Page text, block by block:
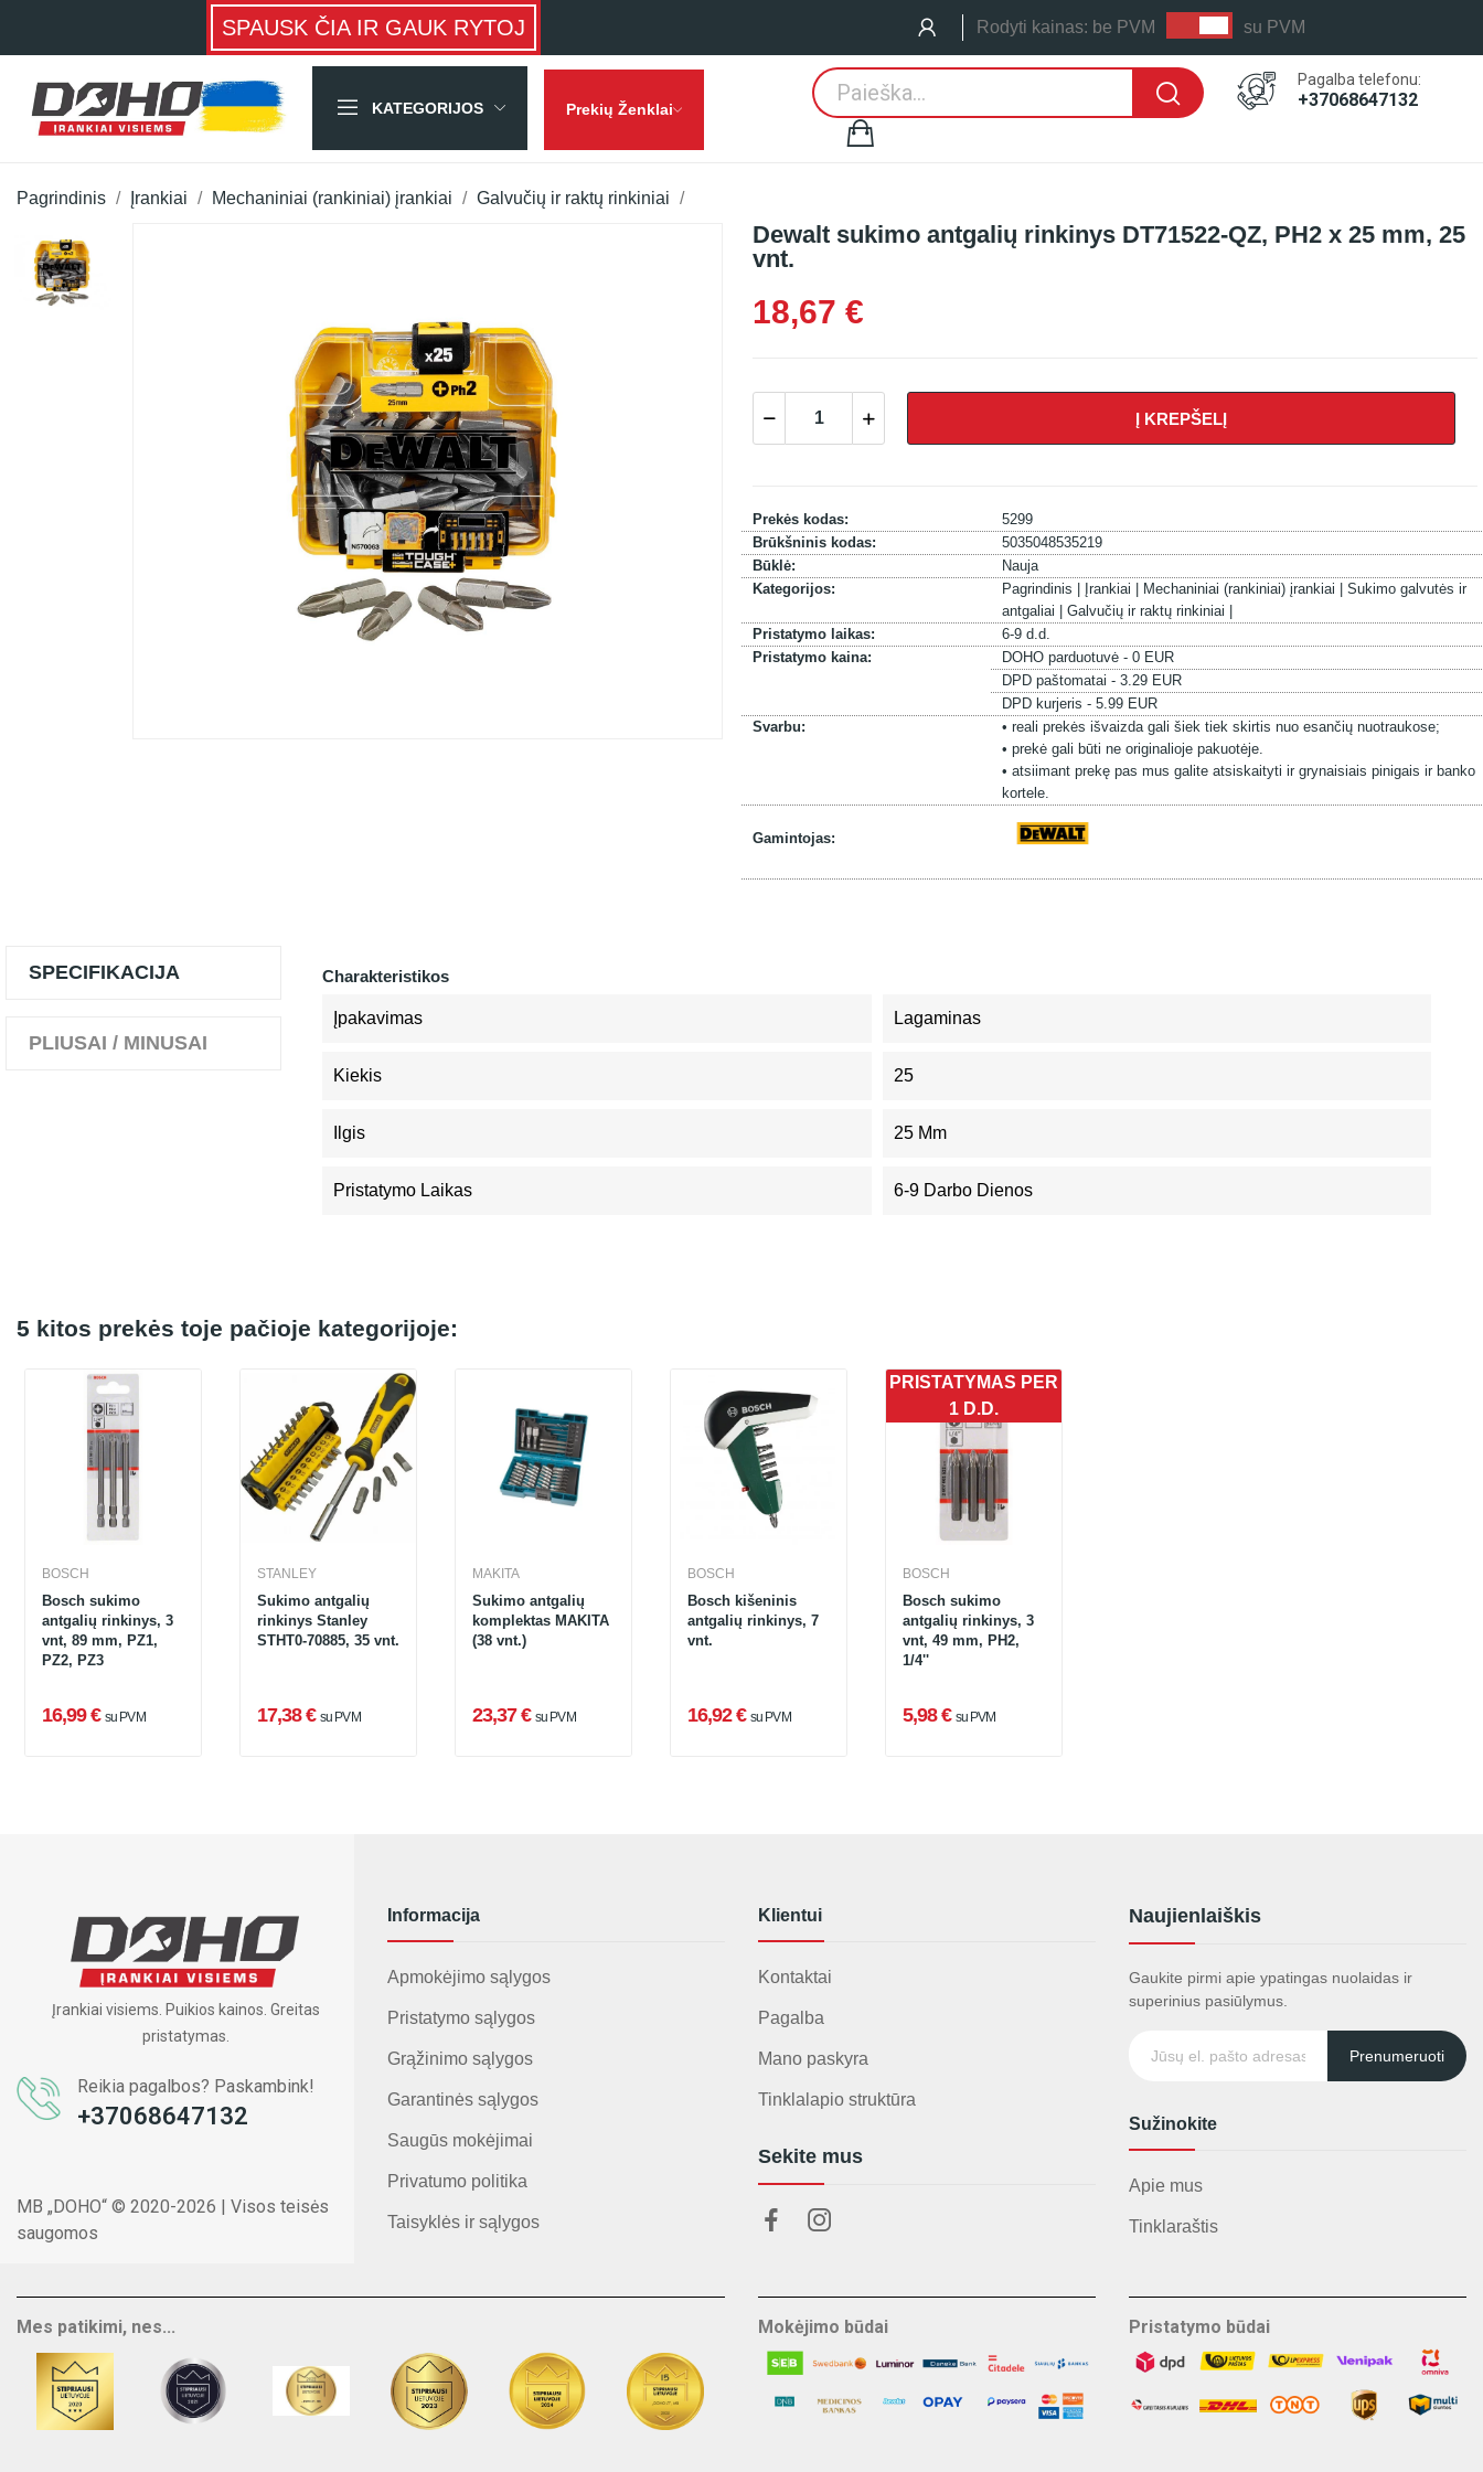
SPAUSK ČIA IR GAUK RYTOJ Rodyti kainas: be PVM su PVM
KATEGORIJOS Prekių Ženklai
Pagalba telefonu:
+37068647132
Pagrindinis Įrankiai Mechaniniai (rankiniai) įrankiai Galvučių ir raktų rinkiniai
Dewalt sukimo antgalių rinkinys DT71522-QZ, PH2 x 25 mm, 25
vnt.
18,67 €
Į KREPŠELĮ
Prekės kodas:
5299
Brūkšninis kodas:
5035048535219
Būklė:
Nauja
Kategorijos:
Pagrindinis | Įrankiai | Mechaniniai (rankiniai) įrankiai | Sukimo galvutės ir
antgaliai | Galvučių ir raktų rinkiniai |
Pristatymo laikas:
6-9 d.d.
Pristatymo kaina:
DOHO parduotuvė - 0 EUR
DPD paštomatai - 3.29 EUR
DPD kurjeris - 5.99 EUR
Svarbu:
• reali prekės išvaizda gali šiek tiek skirtis nuo esančių nuotraukose;
• prekė gali būti ne originalioje pakuotėje.
• atsiimant prekę pas mus galite atsiskaityti ir grynaisiais pinigais ir banko
kortele.
Gamintojas:
SPECIFIKACIJA
PLIUSAI / MINUSAI
Charakteristikos
Įpakavimas Lagaminas
Kiekis 25
Ilgis 25 Mm
Pristatymo Laikas 6-9 Darbo Dienos
5 kitos prekės toje pačioje kategorijoje:
BOSCH
Bosch sukimo
antgalių rinkinys, 3
vnt, 89 mm, PZ1,
PZ2, PZ3
16,99 € su PVM
STANLEY
Sukimo antgalių
rinkinys Stanley
STHT0-70885, 35 vnt.
17,38 € su PVM
MAKITA
Sukimo antgalių
komplektas MAKITA
(38 vnt.)
23,37 € su PVM
BOSCH
Bosch kišeninis
antgalių rinkinys, 7
vnt.
16,92 € su PVM
PRISTATYMAS PER
1 D.D.
BOSCH
Bosch sukimo
antgalių rinkinys, 3
vnt, 49 mm, PH2,
1/4''
5,98 € su PVM
Įrankiai visiems. Puikios kainos. Greitas
pristatymas.
Reikia pagalbos? Paskambink!
+37068647132
MB „DOHO“ © 2020-2026 | Visos teisės
saugomos
Informacija
Apmokėjimo sąlygos
Pristatymo sąlygos
Grąžinimo sąlygos
Garantinės sąlygos
Saugūs mokėjimai
Privatumo politika
Taisyklės ir sąlygos
Klientui
Kontaktai
Pagalba
Mano paskyra
Tinklalapio struktūra
Sekite mus
Naujienlaiškis
Gaukite pirmi apie ypatingas nuolaidas ir
superinius pasiūlymus.
Prenumeruoti
Sužinokite
Apie mus
Tinklaraštis
Mes patikimi, nes... Mokėjimo būdai Pristatymo būdai